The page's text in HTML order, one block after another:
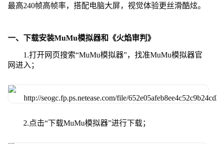
最高240帧高帧率，搭配电脑大屏，视觉体验更丝滑酷炫。
一、下载安装MuMu模拟器和《火焰审判》
1.打开网页搜索“MuMu模拟器”，找准MuMu模拟器官
网进入；
2.点击“下载MuMu模拟器”进行下载；